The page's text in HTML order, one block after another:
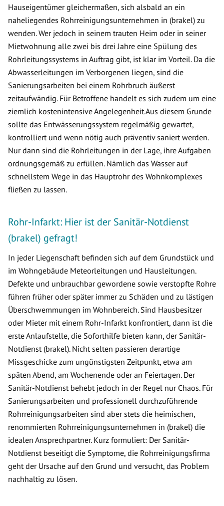
Hauseigentümer gleichermaßen, sich alsbald an ein
naheliegendes Rohrreinigungsunternehmen in (brakel) zu
wenden. Wer jedoch in seinem trauten Heim oder in seiner
Mietwohnung alle zwei bis drei Jahre eine Spülung des
Rohrleitungssystems in Auftrag gibt, ist klar im Vorteil. Da die
Abwasserleitungen im Verborgenen liegen, sind die
Sanierungsarbeiten bei einem Rohrbruch äußerst
zeitaufwändig. Für Betroffene handelt es sich zudem um eine
ziemlich kostenintensive Angelegenheit.Aus diesem Grunde
sollte das Entwässerungssystem regelmäßig gewartet,
kontrolliert und wenn nötig auch präventiv saniert werden.
Nur dann sind die Rohrleitungen in der Lage, ihre Aufgaben
ordnungsgemäß zu erfüllen. Nämlich das Wasser auf
schnellstem Wege in das Hauptrohr des Wohnkomplexes
fließen zu lassen.
Rohr-Infarkt: Hier ist der Sanitär-Notdienst
(brakel) gefragt!
In jeder Liegenschaft befinden sich auf dem Grundstück und
im Wohngebäude Meteorleitungen und Hausleitungen.
Defekte und unbrauchbar gewordene sowie verstopfte Rohre
führen früher oder später immer zu Schäden und zu lästigen
Überschwemmungen im Wohnbereich. Sind Hausbesitzer
oder Mieter mit einem Rohr-Infarkt konfrontiert, dann ist die
erste Anlaufstelle, die Soforthilfe bieten kann, der Sanitär-
Notdienst (brakel). Nicht selten passieren derartige
Missgeschicke zum ungünstigsten Zeitpunkt, etwa am
späten Abend, am Wochenende oder an Feiertagen. Der
Sanitär-Notdienst behebt jedoch in der Regel nur Chaos. Für
Sanierungsarbeiten und professionell durchzuführende
Rohrreinigungsarbeiten sind aber stets die heimischen,
renommierten Rohrreinigungsunternehmen in (brakel) die
idealen Ansprechpartner. Kurz formuliert: Der Sanitär-
Notdienst beseitigt die Symptome, die Rohrreinigungsfirma
geht der Ursache auf den Grund und versucht, das Problem
nachhaltig zu lösen.